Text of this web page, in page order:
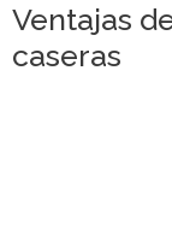
Ventajas
caseras